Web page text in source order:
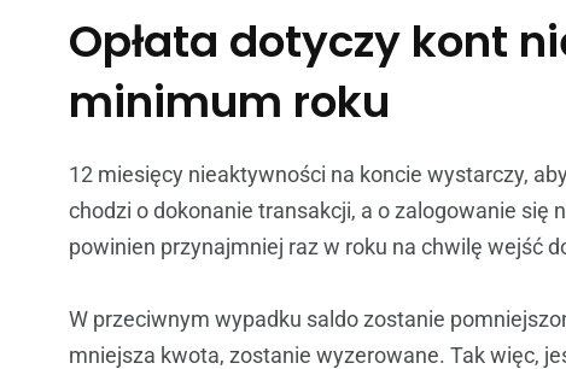
Opłata dotyczy kont
minimum roku
12 miesięcy nieaktywności na koncie wystarczy,
chodzi o dokonanie transakcji, a o zalogowanie się
powinien przynajmniej raz w roku na chwilę wejść
W przeciwnym wypadku saldo zostanie
mniejsza kwota, zostanie wyzerowane. Tak więc,